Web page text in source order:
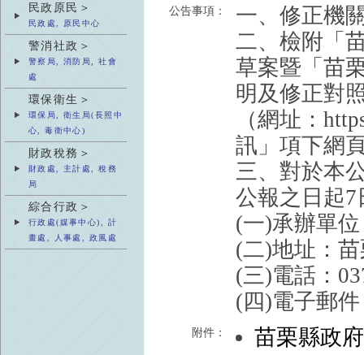
民政原民＞
民政處, 原民中心
警消社政＞
警察局, 消防局, 社會
處
環保衛生＞
環保局, 衛生局(長照中
心, 毒衛中心)
財政稅務＞
財政處, 主計處, 稅務
局
綜合行政＞
行政處(媒事中心), 計
畫處, 人事處, 政風處
公告事項：
一、修正機
二、檢附「
草案暨「苗
明及修正對
（網址：
訊」項下網
三、對於本
公報之日起
(一)承辦單
(二)地址：
(三)電話：
(四)電子郵
附件： 苗栗縣政